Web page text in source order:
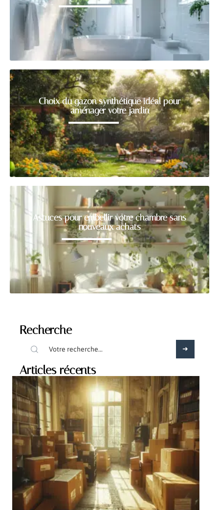
Choix du gazon synthétique idéal pour
aménager votre jardin
Astuces pour embellir votre chambre sans
nouveaux achats
Recherche
Articles récents